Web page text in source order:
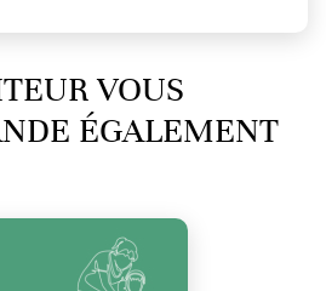
VOUS
ÉGALEMENT